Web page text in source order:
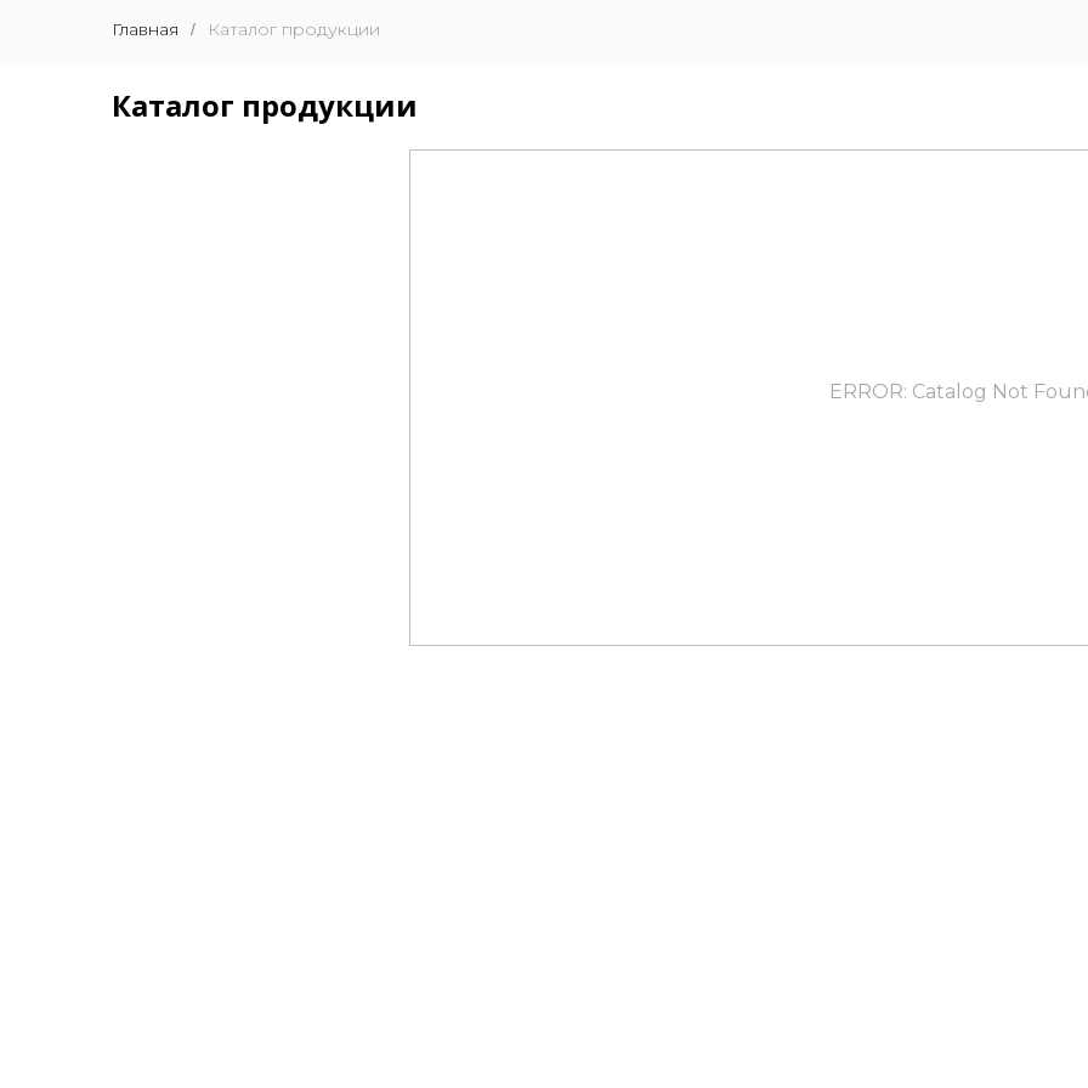
Главная / Каталог продукции
Каталог продукции
ERROR: Catalog Not